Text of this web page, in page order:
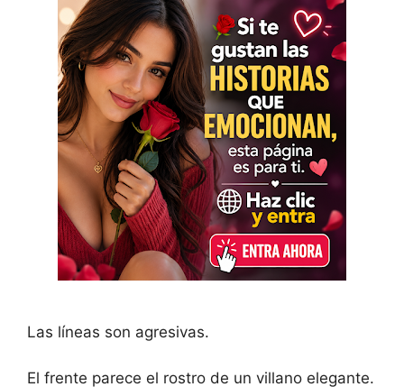
Las líneas son agresivas.
El frente parece el rostro de un villano elegante.